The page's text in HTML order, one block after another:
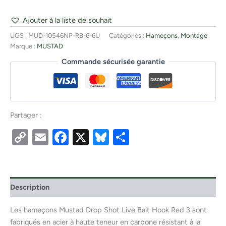
Ajouter à la liste de souhait
UGS : MUD-10546NP-RB-6-6U Catégories : Hameçons, Montage
Marque : MUSTAD
Commande sécurisée garantie
Partager :
CopyEmailFacebook
X Bluesky
Description
Les hameçons Mustad Drop Shot Live Bait Hook Red 3 sont
fabriqués en acier à haute teneur en carbone résistant à la